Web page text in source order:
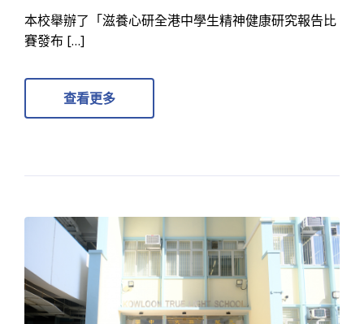
本校舉辦了「滋養心研全港中學生精神健康研究報告比
賽發布 […]
查看更多